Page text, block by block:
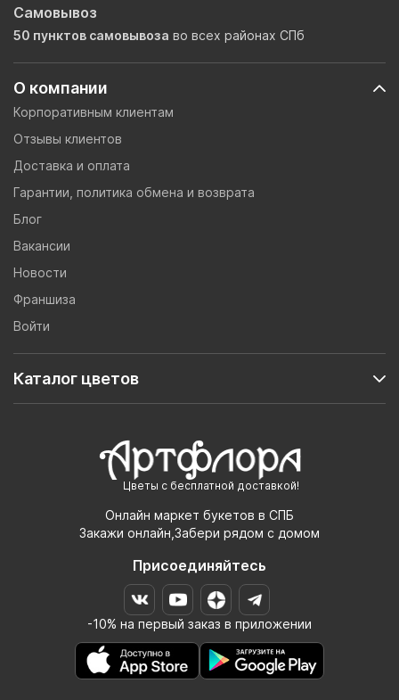
Цветы с бесплатной доставкой!
Онлайн маркет букетов в СПБ
Закажи онлайн,Забери рядом с домом
Присоединяйтесь
-10% на первый заказ в приложении
О компании
Корпоративным клиентам
Отзывы клиентов
Доставка и оплата
Гарантии, политика обмена и возврата
Блог
Вакансии
Новости
Франшиза
Войти
Каталог цветов
Самовывоз
50 пунктов самовывоза во всех районах СПб